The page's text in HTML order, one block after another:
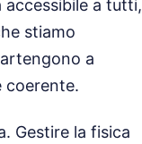
a tutti,
stiamo
a
coerente.
Gestire la fisica